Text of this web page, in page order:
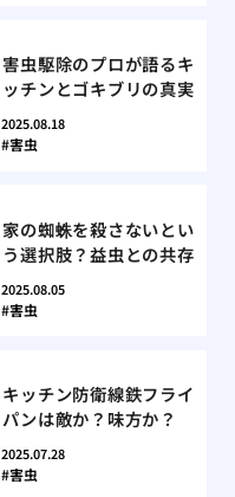
害虫駆除のプロが語るキ
ッチンとゴキブリの真実
2025.08.18
害虫
家の蜘蛛を殺さないとい
う選択肢？益虫との共存
2025.08.05
害虫
キッチン防衛線鉄フライ
パンは敵か？味方か？
2025.07.28
害虫